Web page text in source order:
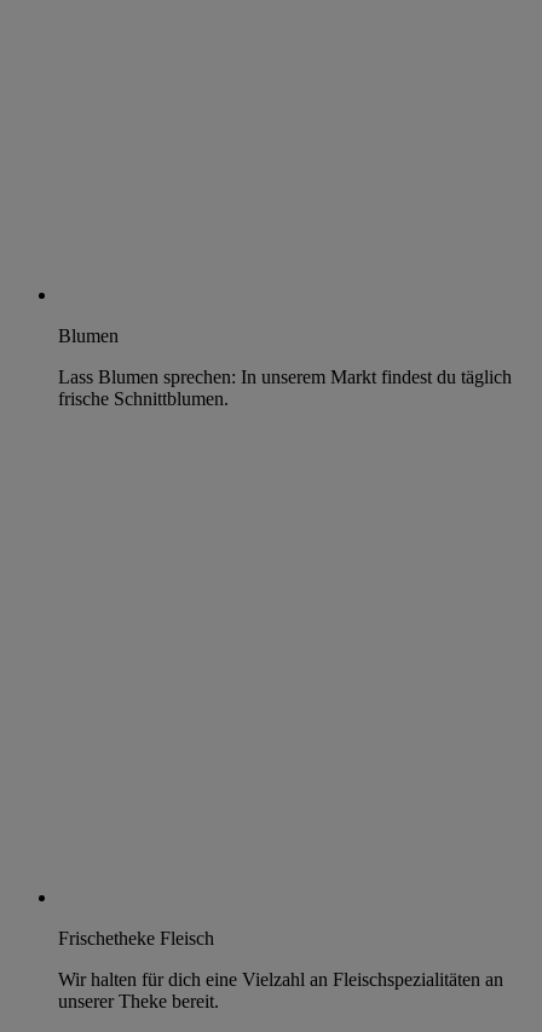
Blumen
Lass Blumen sprechen: In unserem Markt findest du täglich
frische Schnittblumen.
Frischetheke Fleisch
Wir halten für dich eine Vielzahl an Fleischspezialitäten an
unserer Theke bereit.